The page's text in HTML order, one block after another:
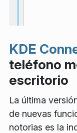
KDE
teléfono
escritorio
La última
de nuevas
notorias es la